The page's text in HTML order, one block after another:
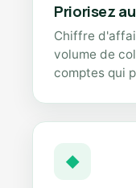
Priorisez
Chiffre
volume de
comptes qui
◆